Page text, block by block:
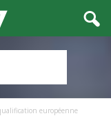
européenne